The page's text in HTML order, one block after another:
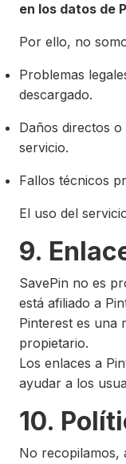
en los datos de
Por ello, no
Problemas
descargado.
Daños directos
servicio.
Fallos técnicos
El uso del
9.
SavePin no es
está afiliado a
Pinterest es una
propietario.
Los enlaces a
ayudar a los
10.
No recopilamos,